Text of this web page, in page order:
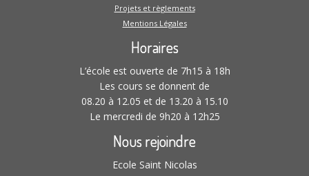
Projets et règlements
Mentions Légales
Horaires
L’école est ouverte de 7h15 à 18h
Les cours se donnent de
08.20 à 12.05 et de 13.20 à 15.10
Le mercredi de 9h20 à 12h25
Nous rejoindre
Ecole Saint Nicolas